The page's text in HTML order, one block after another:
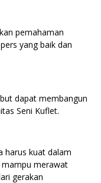
pemahaman
yang baik dan
dapat membangun
Seni Kuflet.
harus kuat dalam
mampu merawat
gerakan